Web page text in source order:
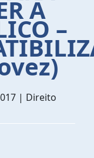
A
–
| Direito